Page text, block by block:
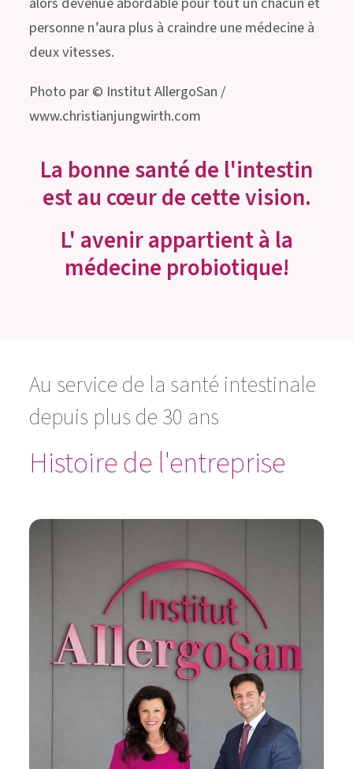
personne n’aura plus à craindre une médecine à
deux vitesses.
Photo par © Institut AllergoSan /
www.christianjungwirth.com
La bonne santé de l'intestin
est au cœur de cette vision.
L' avenir appartient à la
médecine probiotique!
Au service de la santé intestinale
depuis plus de 30 ans
Histoire de l'entreprise